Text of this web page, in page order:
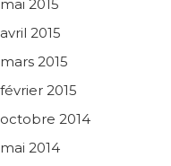
mai 2015
avril 2015
mars 2015
février 2015
octobre 2014
mai 2014